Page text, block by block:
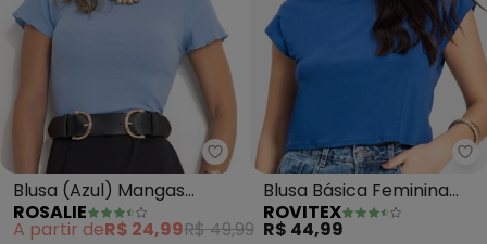
Rosalie - Blusa (Azul) Mangas
Blusa (Azul) Mangas
Curta e Frufru
ROSALIE
A partir deR$ 24,99R$ 49,99
Blusa Básica Feminina
Viscotorcion (Azul)
ROVITEX
R$ 44,99